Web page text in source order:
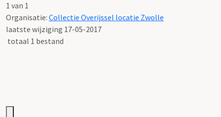
1 van 1
Organisatie: Collectie Overijssel locatie Zwolle
laatste wijziging 17-05-2017
totaal 1 bestand